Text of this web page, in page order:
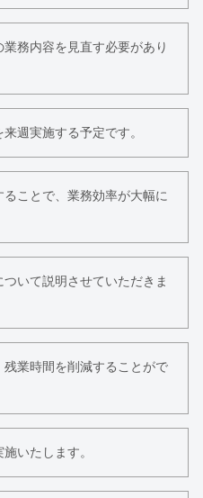
務内容を見直す必要があり
来週実施する予定です。
ことで、業務効率が大幅に
いて説明させていただきま
業時間を削減することがで
いたします。